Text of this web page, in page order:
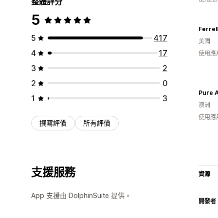
5
5
417
4
17
3
2
2
0
1
3
撰寫評價 所有評價
美國
使用應
Pure
澳洲
使用應
支援服務
App 支援由 DolphinSuite 提供。
資源
開發者